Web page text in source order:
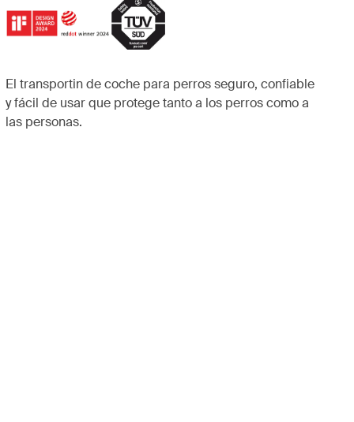
El transportin de coche para perros seguro, confiable
y fácil de usar que protege tanto a los perros como a
las personas.